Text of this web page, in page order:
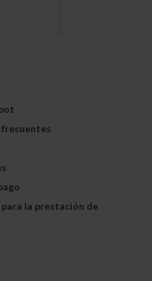
la prestación de